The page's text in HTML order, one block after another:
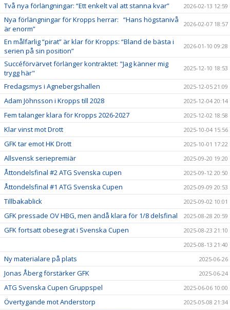
Två nya förlängningar: “Ett enkelt val att stanna kvar” 2026-02-13 12:59
Nya förlängningar för Kropps herrar: “Hans högstanivå
är enorm”
2026-02-07 18:57
En målfarlig “pirat” är klar för Kropps: “Bland de bästa i
serien på sin position”
2026-01-10 09:28
Succéförvärvet förlänger kontraktet: "Jag känner mig
trygg här"
2025-12-10 18:53
Fredagsmys i Agnebergshallen 2025-12-05 21:09
Adam Jöhnsson i Kropps till 2028 2025-12-04 20:14
Fem talanger klara för Kropps 2026-2027 2025-12-02 18:58
Klar vinst mot Drott 2025-10-04 15:56
GFK tar emot HK Drott 2025-10-01 17:22
Allsvensk seriepremiär 2025-09-20 19:20
Åttondelsfinal #2 ATG Svenska cupen 2025-09-12 20:50
Åttondelsfinal #1 ATG Svenska Cupen 2025-09-09 20:53
Tillbakablick 2025-09-02 10:01
GFK pressade OV HBG, men ändå klara för 1/8 delsfinal 2025-08-28 20:59
GFK fortsatt obesegrat i Svenska Cupen
2025-08-23 21:10
2025-08-13 21:40
Ny materialare på plats 2025-06-26
Jonas Åberg förstärker GFK 2025-06-24
ATG Svenska Cupen Gruppspel 2025-06-06 10:00
Övertygande mot Anderstorp 2025-05-08 21:34